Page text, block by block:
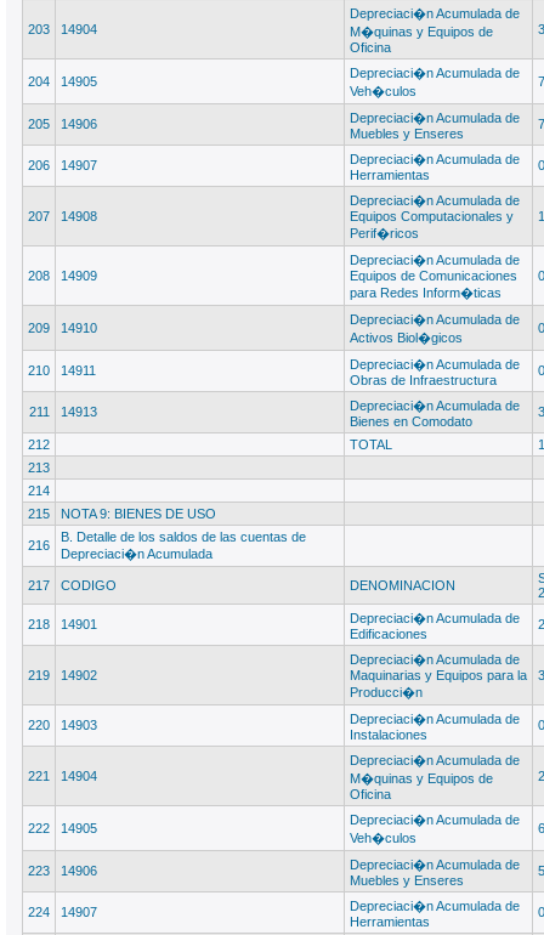
203 14904
Depreciaci�n Acumulada de
M�quinas y Equipos de
Oficina
204 14905
Depreciaci�n Acumulada de
Veh�culos
205 14906
Depreciaci�n Acumulada de
Muebles y Enseres
206 14907
Depreciaci�n Acumulada de
Herramientas
0
207 14908
Depreciaci�n Acumulada de
Equipos Computacionales y
Perif�ricos
208 14909
Depreciaci�n Acumulada de
Equipos de Comunicaciones
para Redes Inform�ticas
0
209 14910
Depreciaci�n Acumulada de
Activos Biol�gicos
0
210 14911
Depreciaci�n Acumulada de
Obras de Infraestructura
0
211 14913
Depreciaci�n Acumulada de
Bienes en Comodato
212 TOTAL
213
214
215
NOTA 9: BIENES DE USO
216
B. Detalle de los saldos de las cuentas de
Depreciaci�n Acumulada
217 CODIGO DENOMINACION
218 14901
Depreciaci�n Acumulada de
Edificaciones
219 14902
Depreciaci�n Acumulada de
Maquinarias y Equipos para la
Producci�n
220 14903
Depreciaci�n Acumulada de
Instalaciones
0
221 14904
Depreciaci�n Acumulada de
M�quinas y Equipos de
Oficina
222 14905
Depreciaci�n Acumulada de
Veh�culos
223 14906
Depreciaci�n Acumulada de
Muebles y Enseres
224 14907
Depreciaci�n Acumulada de
Herramientas
0